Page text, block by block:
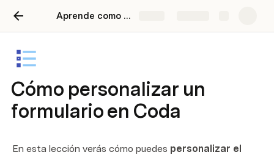
Aprende como usar Coda
Cómo personalizar un
formulario en Coda
En esta lección verás cómo puedes personalizar el